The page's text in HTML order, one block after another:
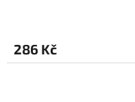
286 Kč